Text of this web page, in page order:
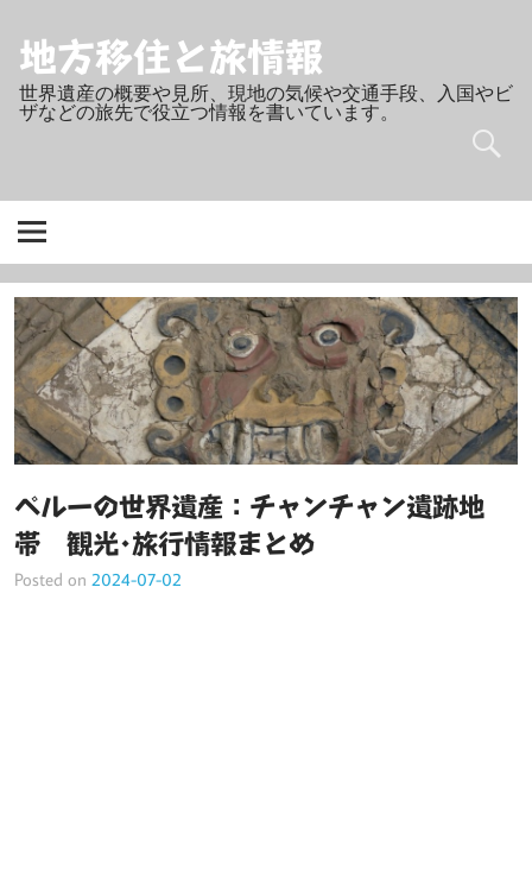
content
地方移住と旅情報
世界遺産の概要や見所、現地の気候や交通手段、入国やビ
ザなどの旅先で役立つ情報を書いています。
ペルーの世界遺産：チャンチャン遺跡地
帯 観光･旅行情報まとめ
Posted on 2024-07-02